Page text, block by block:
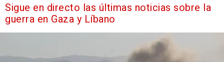
Sigue en directo las últimas noticias sobre la
guerra en Gaza y Líbano